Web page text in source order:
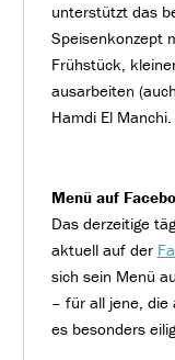
unterstützt das
Speisenkonzept
Frühstück,
ausarbeiten
Hamdi El Manchi.
Menü auf
Das derzeitige
aktuell auf der
sich sein Menü
– für all jene, die
es besonders